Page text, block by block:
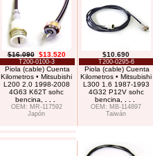
$16.090 $13.520
T200-0100-3
Piola (cable) Cuenta
Kilometros • Mitsubishi
L200 2.0 1998-2008
4G63 K62T sohc
bencina,
OEM: MR-117592
Japón
$10.690
T200-0295-6
Piola (cable) Cuenta
Kilometros • Mitsubishi
L300 1.6 1987-1993
4G32 P12V sohc
bencina,
OEM: MB-114897
Taiwán